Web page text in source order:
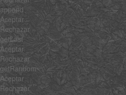
append
Aceptar
Rechazar
getLast
Aceptar
Rechazar
getRandom
Aceptar
Rechazar